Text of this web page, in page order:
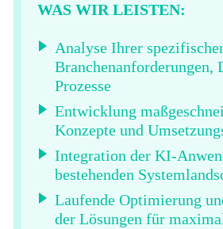
WAS WIR LEISTEN:
Analyse Ihrer
Branchenanforderungen,
Prozesse
Entwicklung
Konzepte und
Integration der KI-
bestehenden
Laufende Optimierung
der Lösungen für